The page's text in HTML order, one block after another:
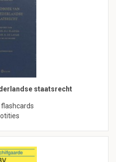
staatsrecht
flashcards